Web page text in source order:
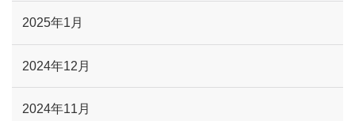
2025年1月
2024年12月
2024年11月